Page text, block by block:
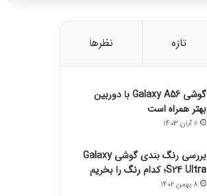
تازه نظرها
گوشی Galaxy A56 با دوربین
بهتر همراه است
6 آبان 1403
بررسی رنگ بندی گوشی Galaxy
S24 Ultra؛ کدام رنگ را بخریم
8 بهمن 1402